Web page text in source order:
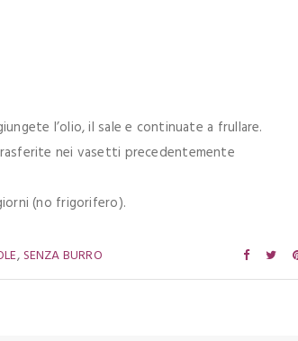
l’olio, il sale e continuate a frullare.
nei vasetti precedentemente
(no frigorifero).
, SENZA BURRO